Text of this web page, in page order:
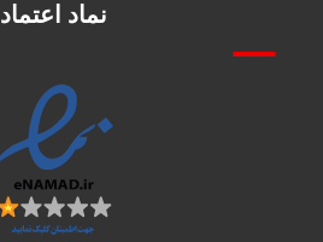
نماد اعتماد